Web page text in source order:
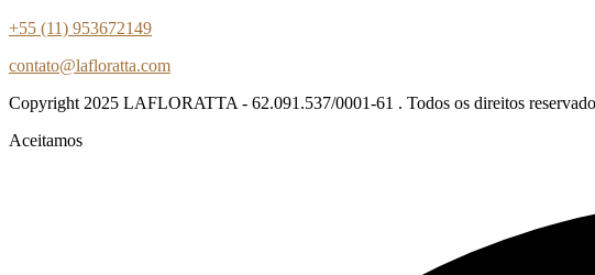
+55 (11) 953672149
contato@lafloratta.com
Copyright 2025 LAFLORATTA - 62.091.537/0001-61 . Todos os direitos
Aceitamos